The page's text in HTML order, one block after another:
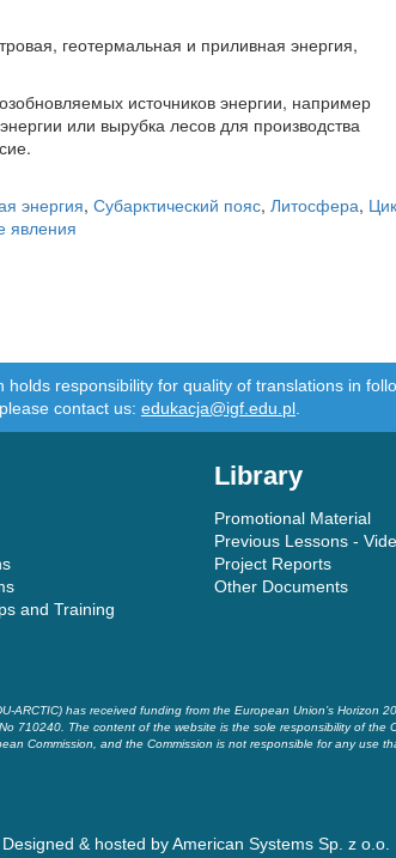
геотермальная и приливная энергия,
источников энергии, например
или вырубка лесов для производства
.
энергия, Субарктический пояс, Литосфера,
явления
holds responsibility for quality of translations in
contact us: edukacja@igf.edu.pl.
and Training
Library
Promotional Material
Previous Lessons -
Project Reports
Other Documents
ARCTIC) has received funding from the European Union’s Horizon
710240. The content of the website is the sole responsibility of the
Commission, and the Commission is not responsible for any use
Designed & hosted byAmerican Systems Sp. z o.o.